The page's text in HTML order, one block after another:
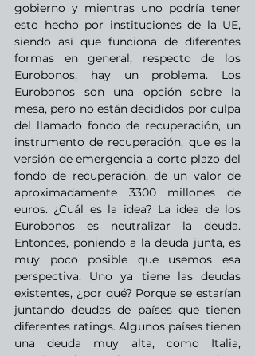
gobierno y mientras uno podría tener
esto hecho por instituciones de la UE,
siendo así que funciona de diferentes
formas en general, respecto de los
Eurobonos, hay un problema. Los
Eurobonos son una opción sobre la
mesa, pero no están decididos por culpa
del llamado fondo de recuperación, un
instrumento de recuperación, que es la
versión de emergencia a corto plazo del
fondo de recuperación, de un valor de
aproximadamente 3300 millones de
euros. ¿Cuál es la idea? La idea de los
Eurobonos es neutralizar la deuda.
Entonces, poniendo a la deuda junta, es
muy poco posible que usemos esa
perspectiva. Uno ya tiene las deudas
existentes, ¿por qué? Porque se estarían
juntando deudas de países que tienen
diferentes ratings. Algunos países tienen
una deuda muy alta, como Italia,